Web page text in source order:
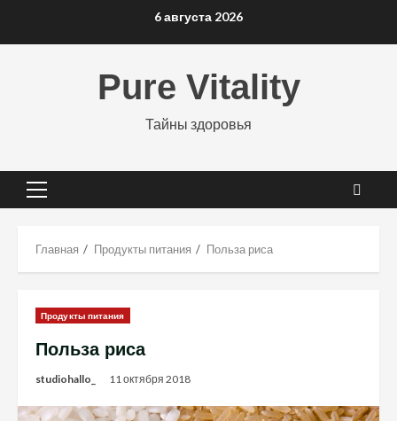
6 августа 2026
Pure Vitality
Тайны здоровья
Основное
Главная Продукты питания Польза риса
Продукты питания
Польза риса
studiohallo_ 11 октября 2018